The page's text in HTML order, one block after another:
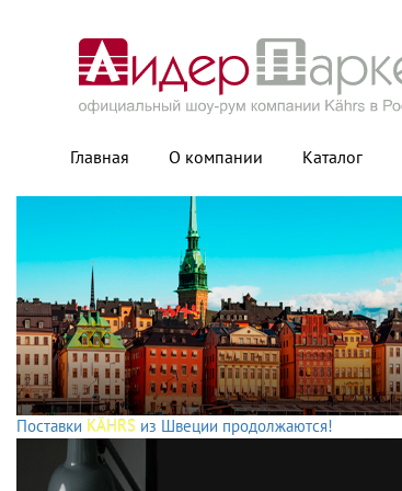
Главная О компании Каталог
Поставки KÄHRS из Швеции продолжаются!